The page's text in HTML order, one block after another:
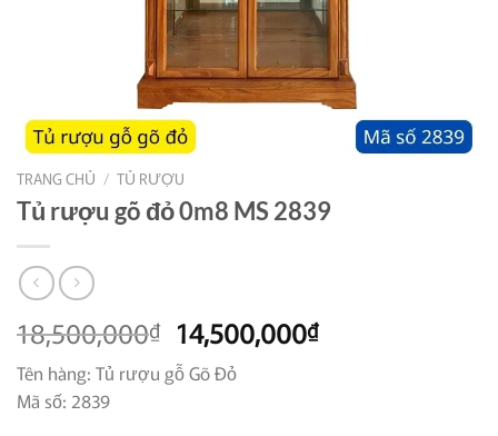
TRANG CHỦ / TỦ RƯỢU
Tủ rượu gõ đỏ 0m8 MS 2839
18,500,000₫ Giá
gốc
là:
14,500,000₫Giá
Tên hàng: Tủ rượu gỗ Gõ Đỏ
Mã số: 2839